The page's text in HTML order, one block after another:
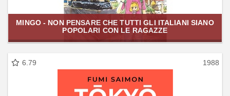
MINGO - NON PENSARE CHE TUTTI GLI ITALIANI SIANO
POPOLARI CON LE RAGAZZE
6.79 1988